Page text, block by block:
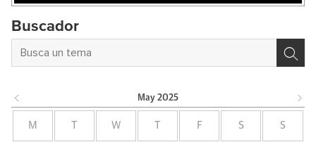
Buscador
May 2025
M W F S S